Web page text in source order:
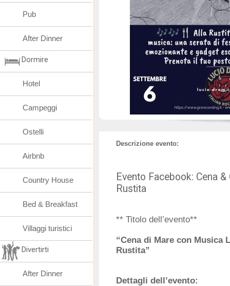
Descrizione evento:
Evento Facebook: Cena
Rustita
** Titolo dell’evento**
“Cena di Mare con Musica
Rustita”
Dettagli dell’evento:
Pub
After Dinner
Dormire
Hotel
Campeggi
Ostelli
Airbnb
Country House
Bed & Breakfast
Villaggi turistici
Divertirti
After Dinner